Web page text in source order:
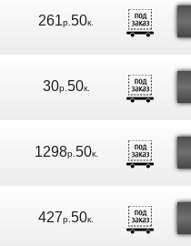
261р. 50к.
30р. 50к.
1298р. 50к.
427р. 50к.